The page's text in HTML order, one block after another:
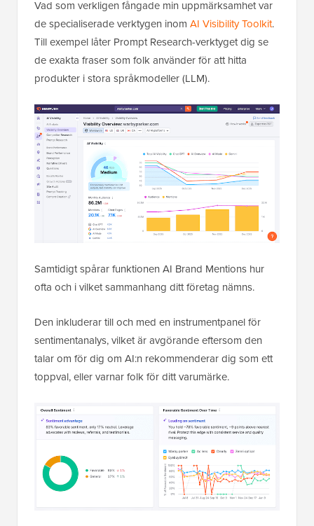
Vad som verkligen fångade min uppmärksamhet var
de specialiserade verktygen inom AI Visibility Toolkit.
Till exempel låter Prompt Research-verktyget dig se
de exakta fraser som folk använder för att hitta
produkter i stora språkmodeller (LLM).
Samtidigt spårar funktionen AI Brand Mentions hur
ofta och i vilket sammanhang ditt företag nämns.
Den inkluderar till och med en instrumentpanel för
sentimentanalys, vilket är avgörande eftersom den
talar om för dig om AI:n rekommenderar dig som ett
toppval, eller varnar folk för ditt varumärke.